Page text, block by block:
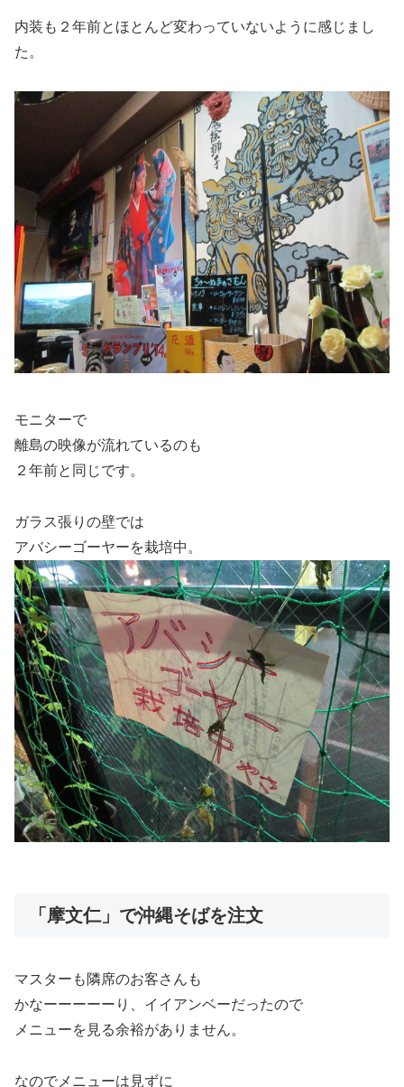
内装も２年前とほとんど変わっていないように感じまし
た。
モニターで
離島の映像が流れているのも
２年前と同じです。
ガラス張りの壁では
アバシーゴーヤーを栽培中。
「摩文仁」で沖縄そばを注文
マスターも隣席のお客さんも
かなーーーーーり、イイアンベーだったので
メニューを見る余裕がありません。
なのでメニューは見ずに